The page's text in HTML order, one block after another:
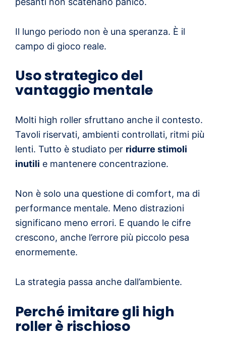
Il lungo periodo non è una speranza. È il
campo di gioco reale.
Uso strategico del
vantaggio mentale
Molti high roller sfruttano anche il contesto.
Tavoli riservati, ambienti controllati, ritmi più
lenti. Tutto è studiato per ridurre stimoli
inutili e mantenere concentrazione.
Non è solo una questione di comfort, ma di
performance mentale. Meno distrazioni
significano meno errori. E quando le cifre
crescono, anche l’errore più piccolo pesa
enormemente.
La strategia passa anche dall’ambiente.
Perché imitare gli high
roller è rischioso